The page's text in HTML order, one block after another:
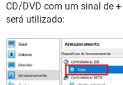
CD/DVD com um sinal de +
será utilizado: